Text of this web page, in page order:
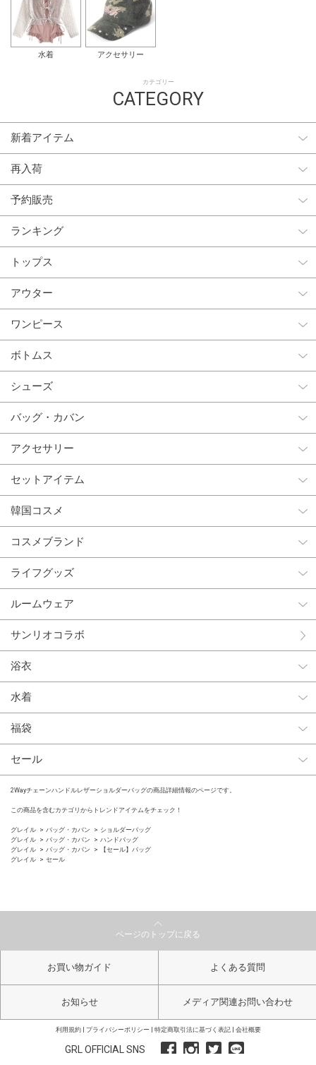
水着 アクセサリー
カテゴリー
CATEGORY
新着アイテム
再入荷
予約販売
ランキング
トップス
アウター
ワンピース
ボトムス
シューズ
バッグ・カバン
アクセサリー
セットアイテム
韓国コスメ
コスメブランド
ライフグッズ
ルームウェア
サンリオコラボ
浴衣
水着
福袋
セール
2Wayチェーンハンドルレザーショルダーバッグの商品詳細情報のページです。
この商品を含むカテゴリからトレンドアイテムをチェック！
グレイル バッグ・カバン
ショルダーバッグ
グレイル
バッグ・カバン
ハンドバッグ
グレイル
バッグ・カバン
【セール】バッグ
グレイル
セール
ページのトップに戻る
お買い物ガイド よくある質問
お知らせ メディア関連お問い合わせ
利用規約 プライバシーポリシー 特定商取引法に基づく表記 会社概要
GRL OFFICIAL SNS